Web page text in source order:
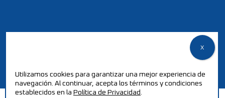
desenvolvido porestudiodomeio.pt
Utilizamos cookies para garantizar una mejor experiencia de
navegación. Al continuar, acepta los términos y condiciones
establecidos en la Política de Privacidad.